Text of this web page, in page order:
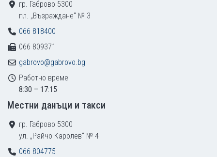
гр. Габрово 5300
пл. „Възраждане“ № 3
066 818400
066 809371
gabrovo@gabrovo.bg
Работно време
8:30 – 17:15
Местни данъци и такси
гр. Габрово 5300
ул. „Райчо Каролев“ № 4
066 804775